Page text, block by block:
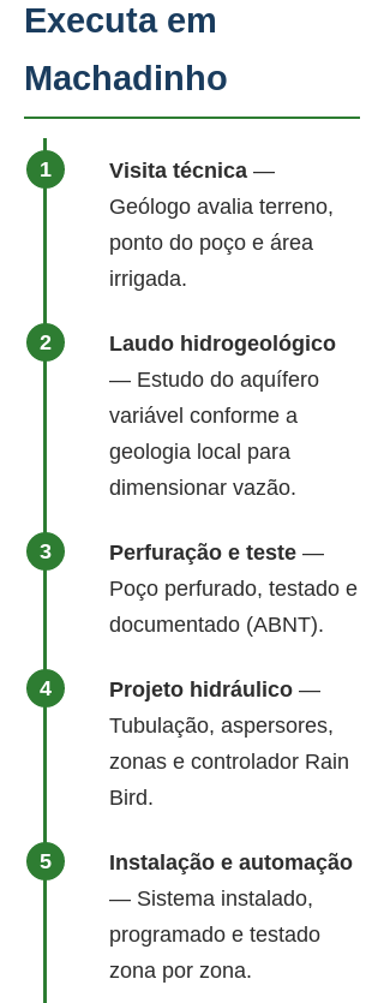
Executa em
Machadinho
Visita técnica —
Geólogo avalia terreno,
ponto do poço e área
irrigada.
Laudo hidrogeológico
— Estudo do aquífero
variável conforme a
geologia local para
dimensionar vazão.
Perfuração e teste —
Poço perfurado, testado e
documentado (ABNT).
Projeto hidráulico —
Tubulação, aspersores,
zonas e controlador Rain
Bird.
Instalação e automação
— Sistema instalado,
programado e testado
zona por zona.